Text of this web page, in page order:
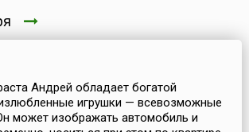
Андрей обладает богатой
игрушки — всевозможные
может изображать автомобиль и